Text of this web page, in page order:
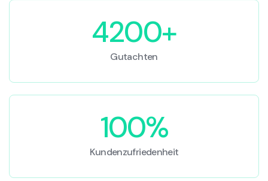
4200+
Gutachten
100%
Kundenzufriedenheit